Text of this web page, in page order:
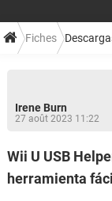
Fiches
Irene Burn
27 août 2023 11:22
Wii U USB
herramienta